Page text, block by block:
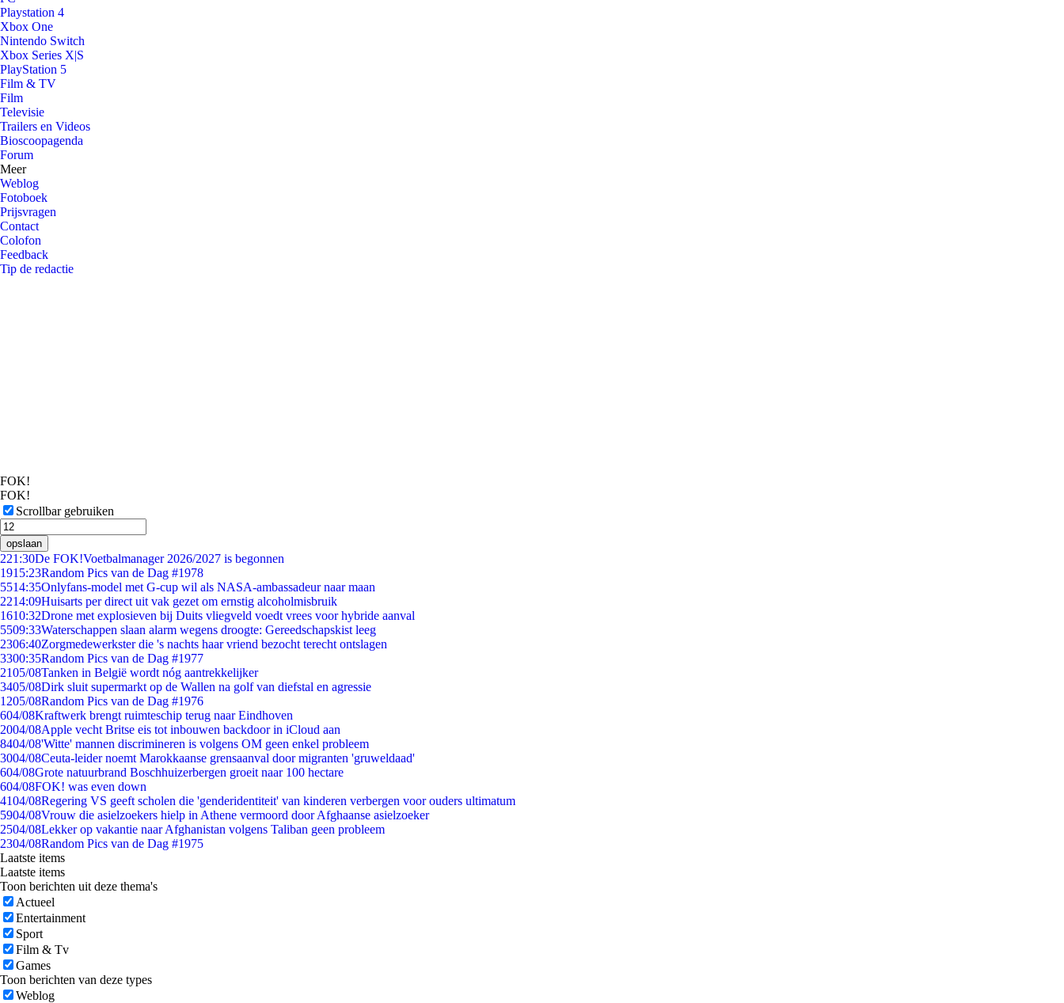
Playstation 4
Xbox One
Nintendo Switch
Xbox Series X|S
PlayStation 5
Film & TV
Film
Televisie
Trailers en Videos
Bioscoopagenda
Forum
Meer
Weblog
Fotoboek
Prijsvragen
Contact
Colofon
Feedback
Tip de redactie
FOK!
FOK!
Scrollbar gebruiken
opslaan
221:30De FOK!Voetbalmanager 2026/2027 is begonnen
1915:23Random Pics van de Dag #1978
5514:35Onlyfans-model met G-cup wil als NASA-ambassadeur naar maan
2214:09Huisarts per direct uit vak gezet om ernstig alcoholmisbruik
1610:32Drone met explosieven bij Duits vliegveld voedt vrees voor hybride aanval
5509:33Waterschappen slaan alarm wegens droogte: Gereedschapskist leeg
2306:40Zorgmedewerkster die 's nachts haar vriend bezocht terecht ontslagen
3300:35Random Pics van de Dag #1977
2105/08Tanken in België wordt nóg aantrekkelijker
3405/08Dirk sluit supermarkt op de Wallen na golf van diefstal en agressie
1205/08Random Pics van de Dag #1976
604/08Kraftwerk brengt ruimteschip terug naar Eindhoven
2004/08Apple vecht Britse eis tot inbouwen backdoor in iCloud aan
8404/08'Witte' mannen discrimineren is volgens OM geen enkel probleem
3004/08Ceuta-leider noemt Marokkaanse grensaanval door migranten 'gruweldaad'
604/08Grote natuurbrand Boschhuizerbergen groeit naar 100 hectare
604/08FOK! was even down
4104/08Regering VS geeft scholen die 'genderidentiteit' van kinderen verbergen voor ouders ultimatum
5904/08Vrouw die asielzoekers hielp in Athene vermoord door Afghaanse asielzoeker
2504/08Lekker op vakantie naar Afghanistan volgens Taliban geen probleem
2304/08Random Pics van de Dag #1975
Laatste items
Laatste items
Toon berichten uit deze thema's
Actueel
Entertainment
Sport
Film & Tv
Games
Toon berichten van deze types
Weblog